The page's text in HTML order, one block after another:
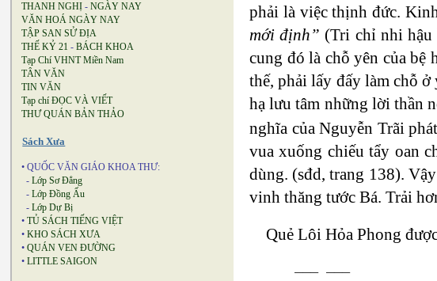
THANH NGHỊ - NGÀY NAY
VĂN HOÁ NGÀY NAY
TẬP SAN SỬ ĐỊA
THẾ KỶ 21 - BÁCH KHOA
Tạp Chí VHNT Miền Nam
TÂN VĂN
TIN VĂN
Tạp chí ĐỌC VÀ VIẾT
THƯ QUÁN BẢN THẢO
Sách Xưa
• QUỐC VĂN GIÁO KHOA THƯ:
- Lớp Sơ Đẳng
- Lớp Đồng Ấu
- Lớp Dự Bị
• TỦ SÁCH TIẾNG VIỆT
• KHO SÁCH XƯA
• QUÁN VEN ĐƯỜNG
• LITTLE SAIGON
phải là việc thịnh đức.
mới định” (Tri chỉ nhi hậu
cung đó là chỗ yên của
thế, phải lấy đấy làm chỗ
hạ lưu tâm những lời thần
nghĩa của Nguyễn Trãi
vua xuống chiếu tẩy oan
dùng. (sđd, trang 138).
vinh thăng tước Bá. Trải
Quẻ Lôi Hỏa Phong